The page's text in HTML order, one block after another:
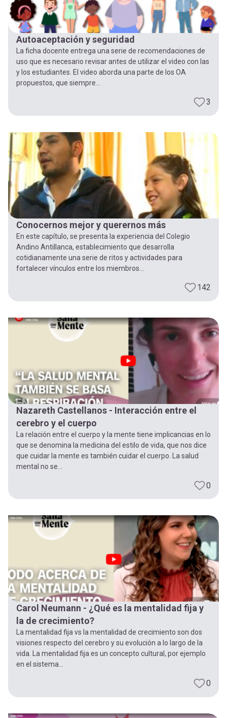
Autoaceptación y seguridad
La ficha docente entrega una serie de recomendaciones de
uso que es necesario revisar antes de utilizar el video con las
y los estudiantes. El video aborda una parte de los OA
propuestos, que siempre...
3
Conocernos mejor y querernos más
En este capítulo, se presenta la experiencia del Colegio
Andino Antillanca, establecimiento que desarrolla
cotidianamente una serie de ritos y actividades para
fortalecer vínculos entre los miembros...
142
Nazareth Castellanos - Interacción entre el
cerebro y el cuerpo
La relación entre el cuerpo y la mente tiene implicancias en lo
que se denomina la medicina del estilo de vida, que nos dice
que cuidar la mente es también cuidar el cuerpo. La salud
mental no se...
0
Carol Neumann - ¿Qué es la mentalidad fija y
la de crecimiento?
La mentalidad fija vs la mentalidad de crecimiento son dos
visiones respecto del cerebro y su evolución a lo largo de la
vida. La mentalidad fija es un concepto cultural, por ejemplo
en el sistema...
0